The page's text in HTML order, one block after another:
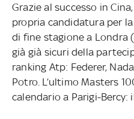
Grazie al successo in
propria candidatura per
di fine stagione a Londra
già già sicuri della
ranking Atp: Federer,
Potro. L’ultimo Masters
calendario a Parigi-Bercy: